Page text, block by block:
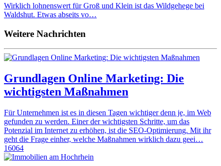
Wirklich lohnenswert für Groß und Klein ist das Wildgehege bei
Waldshut. Etwas abseits vo…
Weitere Nachrichten
Grundlagen Online Marketing: Die
wichtigsten Maßnahmen
Für Unternehmen ist es in diesen Tagen wichtiger denn je, im Web
gefunden zu werden. Einer der wichtigsten Schritte, um das
Potenzial im Internet zu erhöhen, ist die SEO-Optimierung. Mit ihr
geht die Frage einher, welche Maßnahmen wirklich dazu geei…
16064